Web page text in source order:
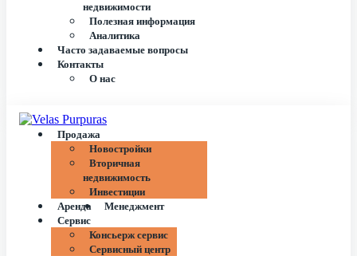
недвижимости
Полезная информация
Аналитика
Часто задаваемые вопросы
Контакты
О нас
Продажа
Новостройки
Вторичная
недвижимость
Инвестиции
Аренда
Менеджмент
Сервис
Консьерж сервис
Сервисный центр